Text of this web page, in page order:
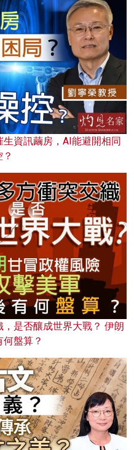
資訊繭房，AI能避開相同
是否釀成世界大戰？ 伊朗
盤算？